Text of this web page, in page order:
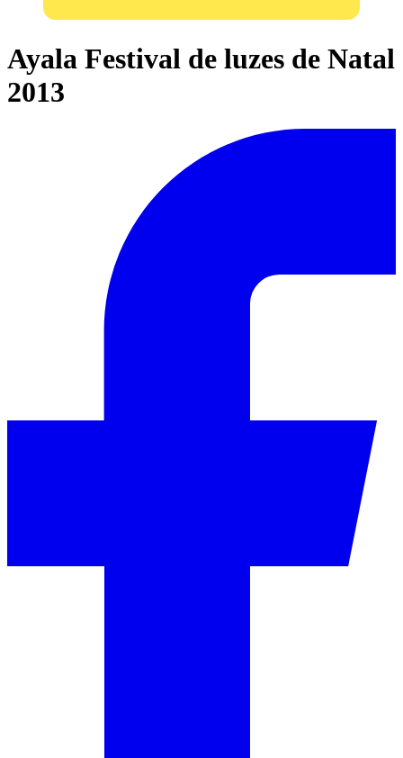
Ayala Festival de luzes de Natal
2013